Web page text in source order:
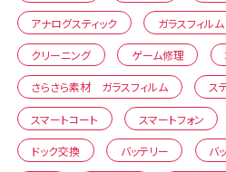
アナログスティック ガラスフィルム
クリーニング ゲーム修理
さらさら素材 ガラスフィルム ス
スマートコート スマートフォン
ドック交換 バッテリー バ